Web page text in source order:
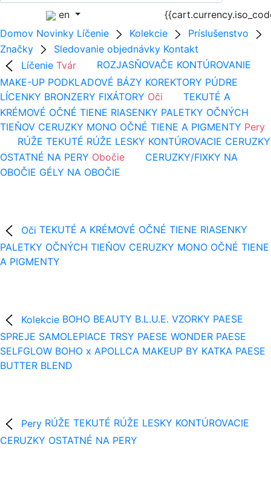
en
Domov Novinky Líčenie Kolekcie
Príslušenstvo
Značky
Sledovanie objednávky Kontakt
Líčenie Tvár ROZJASŇOVAČE KONTÚROVANIE
MAKE-UP PODKLADOVÉ BÁZY KOREKTORY PÚDRE
LÍCENKY BRONZERY FIXÁTORY Oči
TEKUTÉ A
KRÉMOVÉ OČNÉ TIENE RIASENKY PALETKY OČNÝCH
TIEŇOV CERUZKY MONO OČNÉ TIENE A PIGMENTY Pery
RÚŽE TEKUTÉ RÚŽE LESKY KONTÚROVACIE CERUZKY
OSTATNÉ NA PERY Obočie
CERUZKY/FIXKY NA
OBOČIE GÉLY NA OBOČIE
Oči TEKUTÉ A KRÉMOVÉ OČNÉ TIENE RIASENKY
PALETKY OČNÝCH TIEŇOV CERUZKY MONO OČNÉ TIENE
A PIGMENTY
Kolekcie BOHO BEAUTY B.L.U.E. VZORKY PAESE
SPREJE SAMOLEPIACE TRSY PAESE WONDER PAESE
SELFGLOW BOHO x APOLLCA MAKEUP BY KATKA PAESE
BUTTER BLEND
Pery RÚŽE TEKUTÉ RÚŽE LESKY KONTÚROVACIE
CERUZKY OSTATNÉ NA PERY